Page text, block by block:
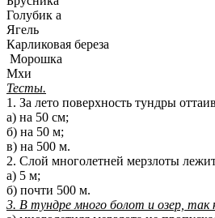
Голубик а
Ягель
Карликовая береза
Морошка
Мхи
Тесты.
1. За лето поверхность тундры
а) на 50 см;
б) на 50 м;
в) на 500 м.
2. Слой многолетней мерзлоты
а) 5 м;
б) почти 500 м.
3. В тундре много болот и озер, так